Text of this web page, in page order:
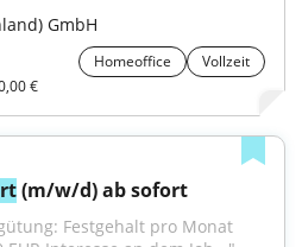
GmbH
Homeoffice
Vollzeit
€
(m/w/d) ab sofort
Festgehalt pro Monat